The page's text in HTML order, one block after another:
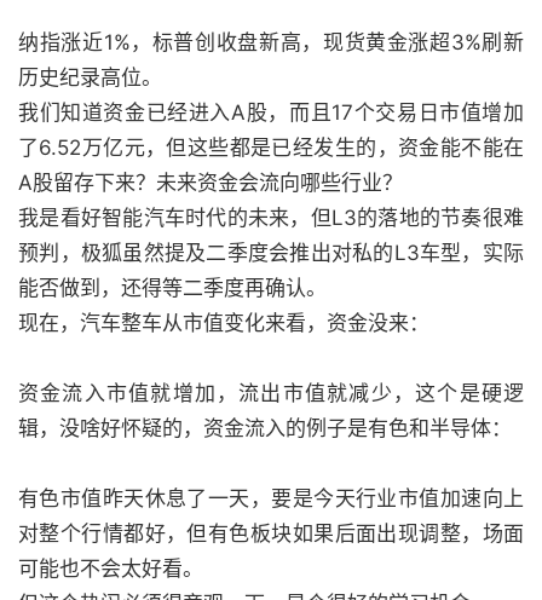
纳指涨近1%，标普创收盘新高，现货黄金涨超3%刷新
历史纪录高位。
我们知道资金已经进入A股，而且17个交易日市值增加
了6.52万亿元，但这些都是已经发生的，资金能不能在
A股留存下来？未来资金会流向哪些行业？
我是看好智能汽车时代的未来，但L3的落地的节奏很难
预判，极狐虽然提及二季度会推出对私的L3车型，实际
能否做到，还得等二季度再确认。
现在，汽车整车从市值变化来看，资金没来：
资金流入市值就增加，流出市值就减少，这个是硬逻
辑，没啥好怀疑的，资金流入的例子是有色和半导体：
有色市值昨天休息了一天，要是今天行业市值加速向上
对整个行情都好，但有色板块如果后面出现调整，场面
可能也不会太好看。